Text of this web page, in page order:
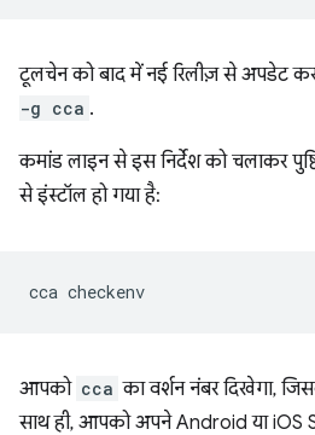
टूलचेन को बाद में नई रिलीज़ से अपडेट
-g cca .
कमांड लाइन से इस निर्देश को चलाकर
से इंस्टॉल हो गया है:
cca
आपको cca का वर्शन नंबर दिखेगा,
साथ ही, आपको अपने Android या iOS